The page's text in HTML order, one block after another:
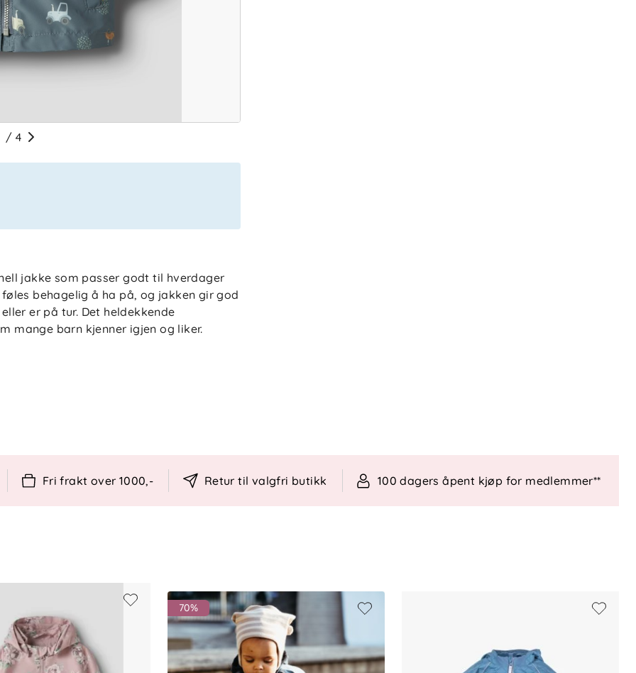
/ 4
jakke som passer godt til hverdager
behagelig å ha på, og jakken gir god
er på tur. Det heldekkende
mange barn kjenner igjen og liker.
(PFAS-fri)
Fri frakt over 1000,- Retur til valgfri butikk 100 dagers åpent kjøp for medlemmer**
70%